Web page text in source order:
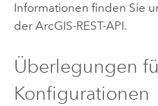
Informationen finden Sie
der ArcGIS-REST-API.
Überlegungen
Konfigurationen